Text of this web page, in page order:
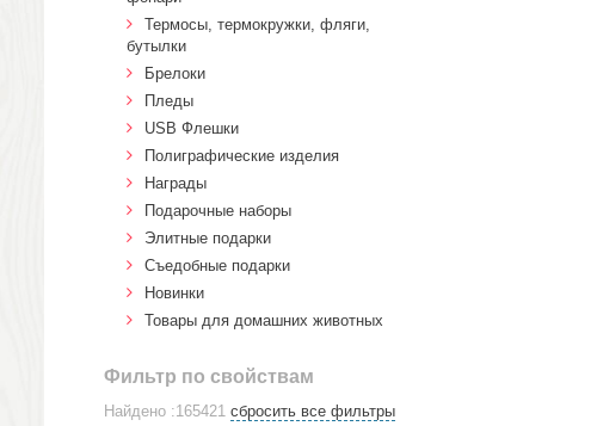
Термосы, термокружки, фляги,
бутылки
Брелоки
Пледы
USB Флешки
Полиграфические изделия
Награды
Подарочные наборы
Элитные подарки
Cъедобные подарки
Новинки
Товары для домашних животных
Фильтр по свойствам
Найдено :165421 сбросить все фильтры